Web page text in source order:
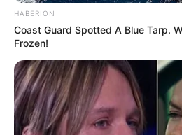
HABERION
Coast Guard Spotted A Blue Tarp.
Frozen!